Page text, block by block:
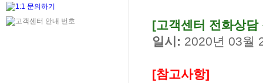
[고객센터 전화상
일시: 2020년 03월
[참고사항]